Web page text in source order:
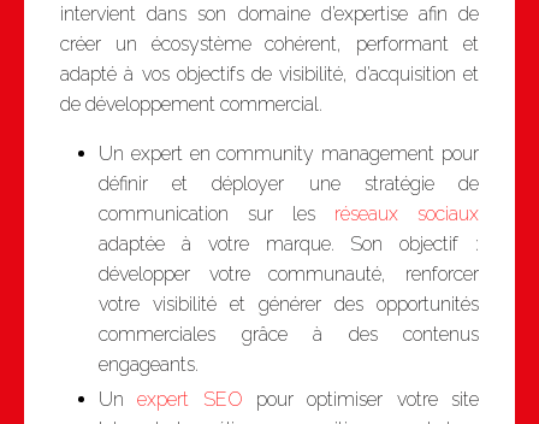
intervient dans son domaine d’expertise afin de
créer un écosystème cohérent, performant et
adapté à vos objectifs de visibilité, d’acquisition et
de développement commercial.
Un expert en community management pour
définir et déployer une stratégie de
communication sur les réseaux sociaux
adaptée à votre marque. Son objectif :
développer votre communauté, renforcer
votre visibilité et générer des opportunités
commerciales grâce à des contenus
engageants.
Unexpert SEO pour optimiser votre site